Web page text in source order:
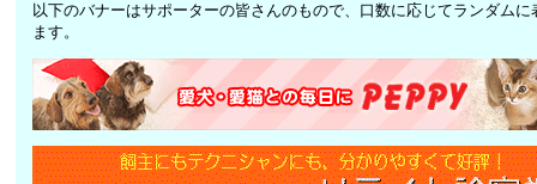
以下のバナーはサポーターの皆さんのもので、口数に応じてランダムに
ます。